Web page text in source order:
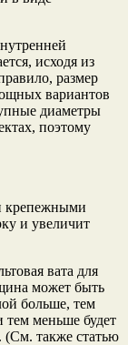
исходя из
размер
вариантов
диаметры
поэтому
крепежными
и увеличит
вата для
может быть
больше, тем
тем меньше будет
(См. также статью